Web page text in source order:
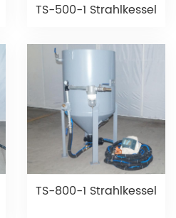
TS-500-1 Strahlkessel
TS-800-1 Strahlkessel